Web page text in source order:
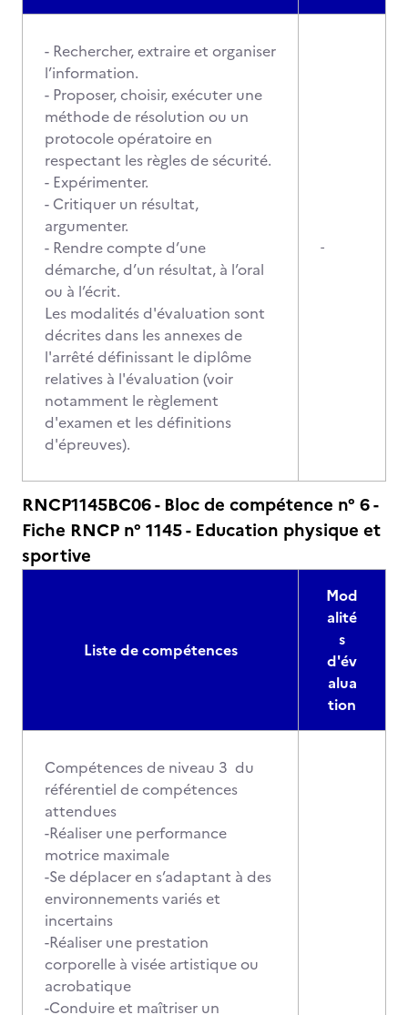
- Rechercher, extraire et organiser
l’information.
- Proposer, choisir, exécuter une
méthode de résolution ou un
protocole opératoire en
respectant les règles de sécurité.
- Expérimenter.
- Critiquer un résultat,
argumenter.
- Rendre compte d’une
démarche, d’un résultat, à l’oral
ou à l’écrit.
Les modalités d'évaluation sont
décrites dans les annexes de
l'arrêté définissant le diplôme
relatives à l'évaluation (voir
notamment le règlement
d'examen et les définitions
d'épreuves).
-
RNCP1145BC06 - Bloc de compétence n° 6 -
Fiche RNCP n° 1145 - Education physique et
sportive
Liste de compétences
Mod
alité
s
d'év
alua
tion
Compétences de niveau 3 du
référentiel de compétences
attendues
-Réaliser une performance
motrice maximale
-Se déplacer en s’adaptant à des
environnements variés et
incertains
-Réaliser une prestation
corporelle à visée artistique ou
acrobatique
-Conduire et maîtriser un